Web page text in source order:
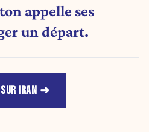
appelle ses
un départ.
IRAN